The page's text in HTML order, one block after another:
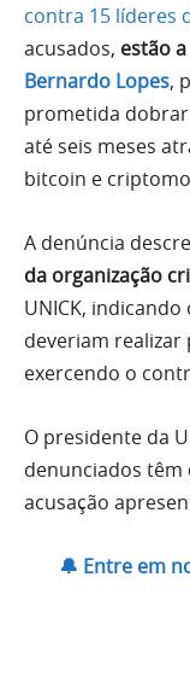
contra 15 líderes
acusados, estão a
Bernardo Lopes,
prometida
até seis meses
bitcoin e
A denúncia
da organização
UNICK,
deveriam realizar
exercendo o
O presidente da
denunciados têm
acusação
🔔 Entre em